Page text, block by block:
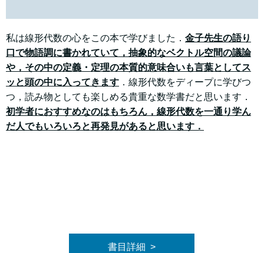
私は線形代数の心をこの本で学びました． 金子先生の語り
口で物語調に書かれていて，抽象的なベクトル空間の議論
や，その中の定義・定理の本質的意味合いも言葉としてス
ッと頭の中に入ってきます ．線形代数をディープに学びつ
つ，読み物としても楽しめる貴重な数学書だと思います．
初学者におすすめなのはもちろん，線形代数を一通り学ん
だ人でもいろいろと再発見があると思います．
書目詳細